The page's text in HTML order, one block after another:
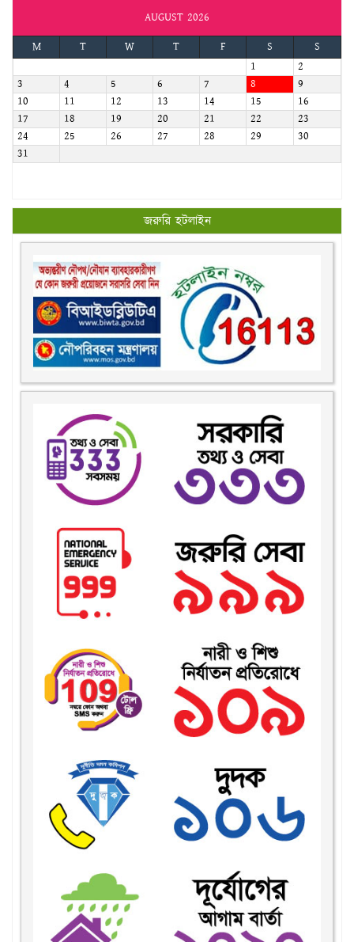
AUGUST 2026
M
T W T F S
S
1
2
3
4 5 6 7 8
9
10
11 12 13 14 15
16
17
18 19 20 21 22
23
24
25 26 27 28 29
30
31
জরুরি হটলাইন